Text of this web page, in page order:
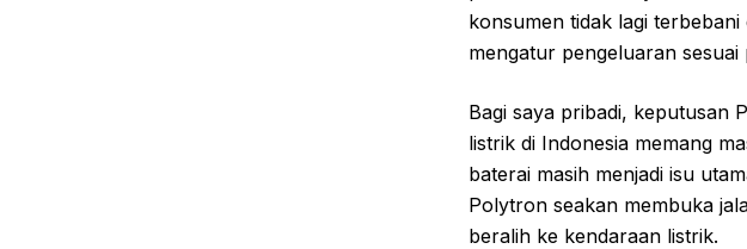
konsumen tidak lagi
mengatur pengeluaran sesuai
Bagi saya pribadi, keputusan
listrik di Indonesia memang
baterai masih menjadi isu
Polytron seakan membuka
beralih ke kendaraan listrik.